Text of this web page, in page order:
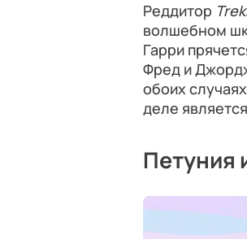
Реддитор
волшебном
Гарри
Фред и
обоих
деле
Петуния